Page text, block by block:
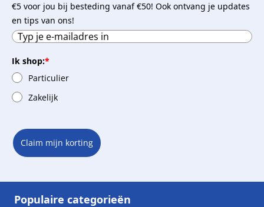
€5 voor jou bij besteding vanaf €50! Ook ontvang je updates
en tips van ons!
Ik shop:*
Particulier
Zakelijk
Claim mijn korting
Populaire categorieën